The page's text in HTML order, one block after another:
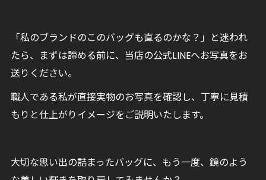
「私のブランドのこのバッグも直るのかな？」と迷われ
たら、まずは諦める前に、当店の公式LINEへお写真をお
送りください。
職人である私が直接実物のお写真を確認し、丁寧に見積
もりと仕上がりイメージをご説明いたします。
大切な思い出の詰まったバッグに、もう一度、鏡のよう